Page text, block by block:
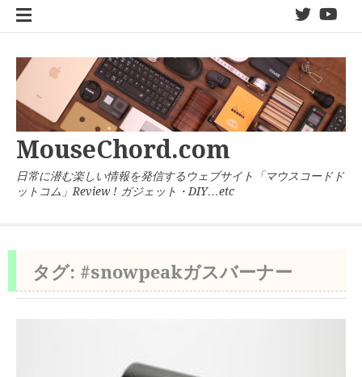
twitter
MouseChord.com
日常に潜む楽しい情報を発信するウェブサイト「マウスコードド
ットコム」Review ! ガジェット・DIY…etc
タグ: #snowpeakガスバーナー